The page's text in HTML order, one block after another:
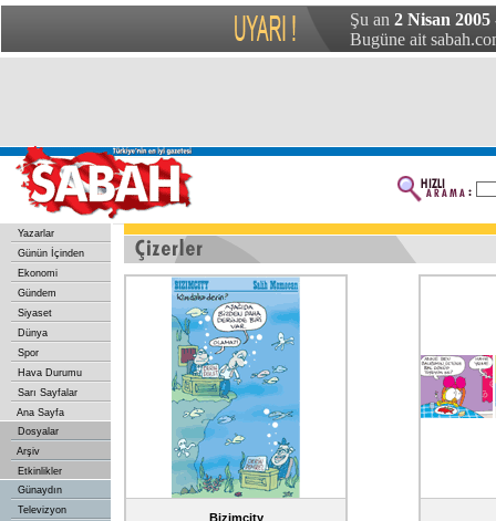
Şu an 2 Nisan
Bugüne ait
Yazarlar
Günün İçinden
Ekonomi
Gündem
Siyaset
Dünya
Spor
Hava Durumu
Sarı Sayfalar
Ana Sayfa
Dosyalar
Arşiv
Etkinlikler
Günaydın
Televizyon
Bizimcity